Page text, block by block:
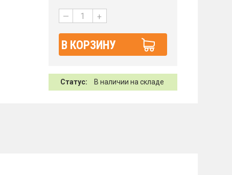
— +
В КОРЗИНУ
Статус: В наличии на складе